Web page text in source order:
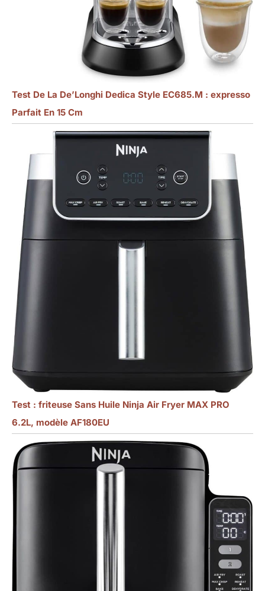
Test De La De’Longhi Dedica Style EC685.M : expresso
Parfait En 15 Cm
Test : friteuse Sans Huile Ninja Air Fryer MAX PRO
6.2L, modèle AF180EU